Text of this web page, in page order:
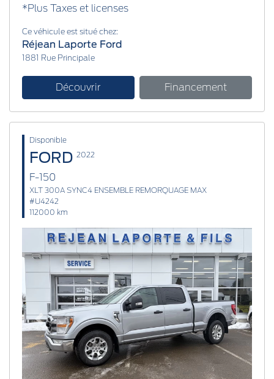
*Plus Taxes et licenses
Ce véhicule est situé chez:
Réjean Laporte Ford
1881 Rue Principale
Découvrir Financement
Disponible
FORD 2022
F-150
XLT 300A SYNC4 ENSEMBLE REMORQUAGE MAX
#U4242
112000 km
Previous Next